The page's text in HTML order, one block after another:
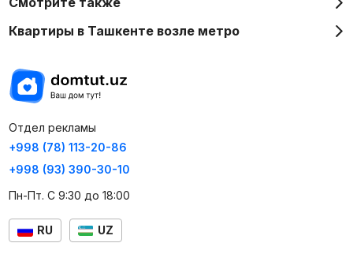
Квартиры в Ташкенте возле метро
Отдел рекламы
+998 (78) 113-20-86
+998 (93) 390-30-10
Пн-Пт. С 9:30 до 18:00
RU UZ